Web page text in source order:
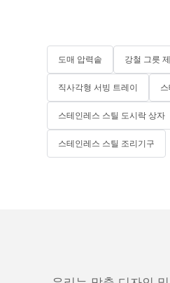
도매 압력솥 강철 그릇
직사각형 서빙 트레이
스테인레스 스틸 도시락 상자
스테인레스 스틸 조리기구